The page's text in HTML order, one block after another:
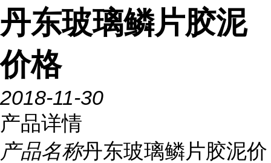
丹东玻璃鳞片胶泥
价格
2018-11-30
产品详情
产品名称丹东玻璃鳞片胶泥价